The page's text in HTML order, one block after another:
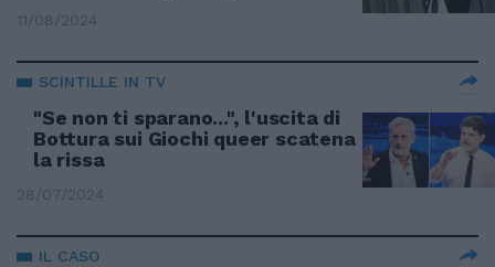
11/08/2024
SCINTILLE IN TV
"Se non ti sparano...", l'uscita di
Bottura sui Giochi queer scatena
la rissa
28/07/2024
IL CASO